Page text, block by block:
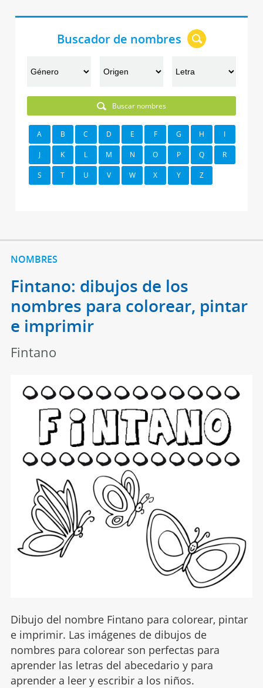
Buscador de nombres
Buscar nombres
A B C D E F G H I
J K L M N O P Q R
S T U V W X Y Z
NOMBRES
Fintano: dibujos de los
nombres para colorear, pintar
e imprimir
Fintano
Dibujo del nombre Fintano para colorear, pintar
e imprimir. Las imágenes de dibujos de
nombres para colorear son perfectas para
aprender las letras del abecedario y para
aprender a leer y escribir a los niños.